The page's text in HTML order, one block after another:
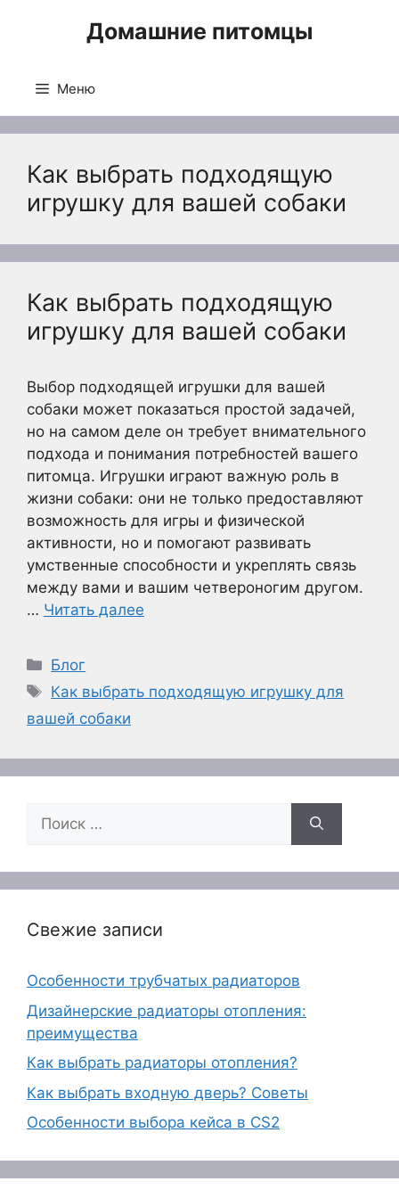
Домашние питомцы
Меню
Как выбрать подходящую
игрушку для вашей собаки
Как выбрать подходящую
игрушку для вашей собаки
Выбор подходящей игрушки для вашей
собаки может показаться простой задачей,
но на самом деле он требует внимательного
подхода и понимания потребностей вашего
питомца. Игрушки играют важную роль в
жизни собаки: они не только предоставляют
возможность для игры и физической
активности, но и помогают развивать
умственные способности и укреплять связь
между вами и вашим четвероногим другом.
… Читать далее
Рубрики
Блог
Метки
Как выбрать подходящую игрушку для
вашей собаки
Поиск:
Свежие записи
Особенности трубчатых радиаторов
Дизайнерские радиаторы отопления:
преимущества
Как выбрать радиаторы отопления?
Как выбрать входную дверь? Советы
Особенности выбора кейса в CS2